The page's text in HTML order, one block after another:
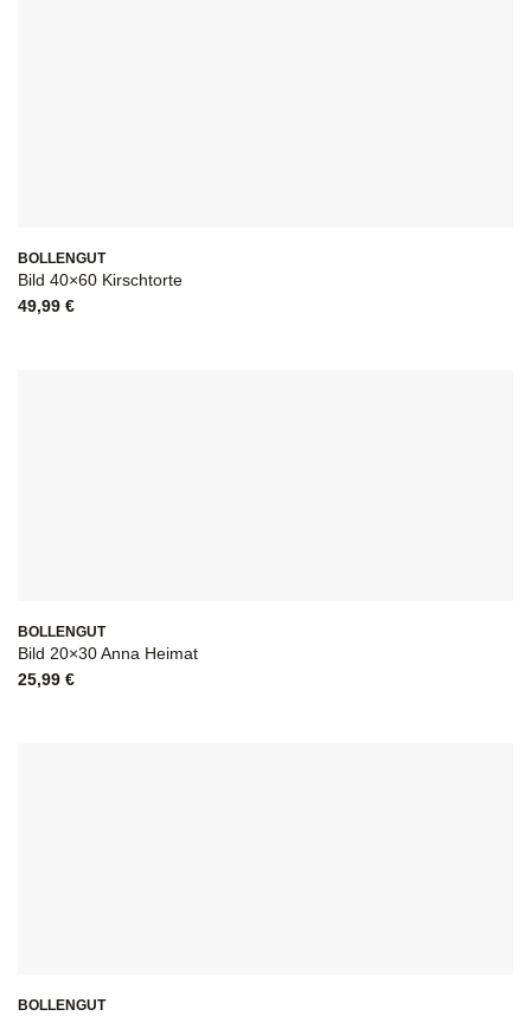
BOLLENGUT
Bild 40×60 Kirschtorte
49,99 €
BOLLENGUT
Bild 20×30 Anna Heimat
25,99 €
BOLLENGUT